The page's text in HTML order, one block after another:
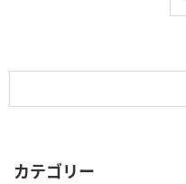
カテゴリー